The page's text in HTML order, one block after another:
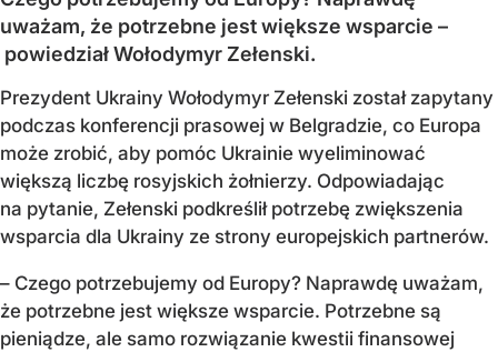
uważam, że potrzebne jest większe wsparcie –
powiedział Wołodymyr Zełenski.
Prezydent Ukrainy Wołodymyr Zełenski został zapytany
podczas konferencji prasowej w Belgradzie, co Europa
może zrobić, aby pomóc Ukrainie wyeliminować
większą liczbę rosyjskich żołnierzy. Odpowiadając
na pytanie, Zełenski podkreślił potrzebę zwiększenia
wsparcia dla Ukrainy ze strony europejskich partnerów.
– Czego potrzebujemy od Europy? Naprawdę uważam,
że potrzebne jest większe wsparcie. Potrzebne są
pieniądze, ale samo rozwiązanie kwestii finansowej